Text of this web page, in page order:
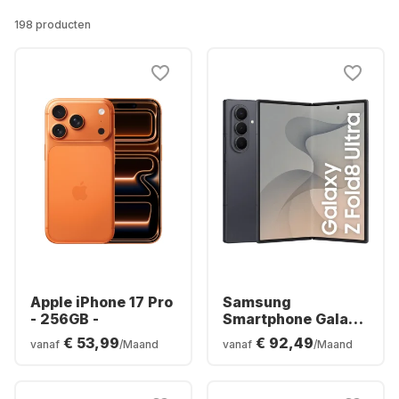
198 producten
Apple iPhone 17 Pro
- 256GB -
vanaf € 53,99/Maand
Samsung
Smartphone Galaxy
Z Fold8 Ultra - 12GB
- 256GB - Dual SIM
vanaf € 92,49/Maand